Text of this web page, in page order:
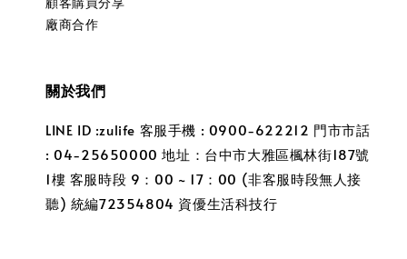
廠商合作
關於我們
LINE ID :zulife 客服手機 : 0900-622212 門市市話
: 04-25650000 地址：台中市大雅區楓林街187號
1樓 客服時段 9：00 ~ 17：00 (非客服時段無人接
聽) 統編72354804 資優生活科技行